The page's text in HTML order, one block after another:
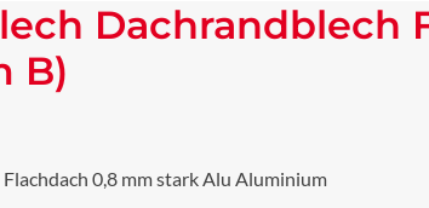
Dachrandblech
B)